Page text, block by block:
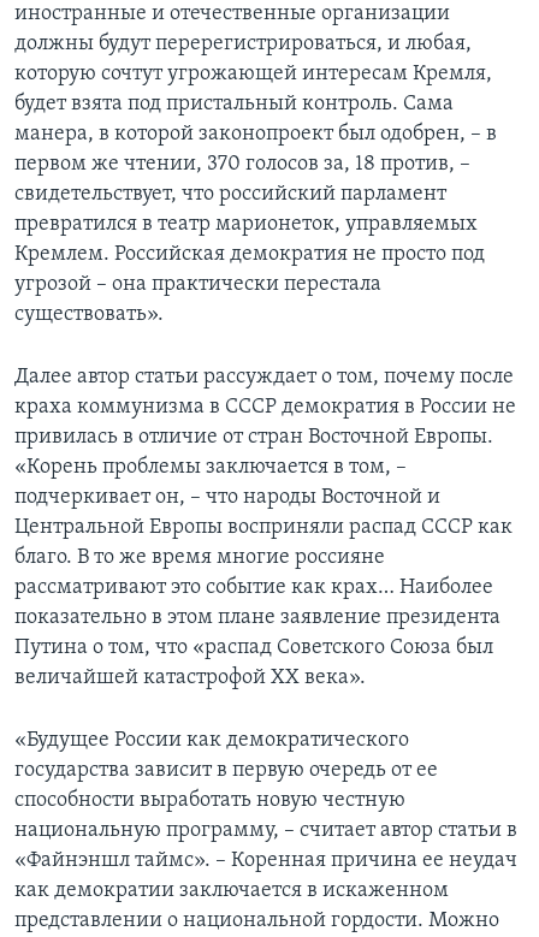
иностранные и отечественные организации
должны будут перерегистрироваться, и любая,
которую сочтут угрожающей интересам Кремля,
будет взята под пристальный контроль. Сама
манера, в которой законопроект был одобрен, – в
первом же чтении, 370 голосов за, 18 против, –
свидетельствует, что российский парламент
превратился в театр марионеток, управляемых
Кремлем. Российская демократия не просто под
угрозой – она практически перестала
существовать».
Далее автор статьи рассуждает о том, почему после
краха коммунизма в СССР демократия в России не
привилась в отличие от стран Восточной Европы.
«Корень проблемы заключается в том, –
подчеркивает он, – что народы Восточной и
Центральной Европы восприняли распад СССР как
благо. В то же время многие россияне
рассматривают это событие как крах… Наиболее
показательно в этом плане заявление президента
Путина о том, что «распад Советского Союза был
величайшей катастрофой XX века».
«Будущее России как демократического
государства зависит в первую очередь от ее
способности выработать новую честную
национальную программу, – считает автор статьи в
«Файнэншл таймс». – Коренная причина ее неудач
как демократии заключается в искаженном
представлении о национальной гордости. Можно